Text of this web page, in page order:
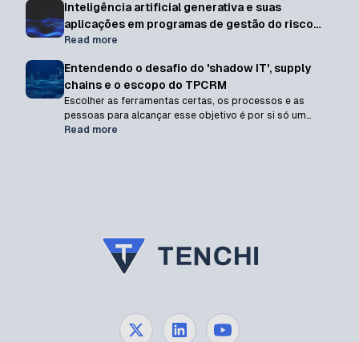
relacionados à IA e à Shadow AI em toda a cadeia de
fornecedores.
Inteligência artificial generativa e suas
aplicações em programas de gestão do risco
cibernético de terceiros
Read more
Entendendo o desafio do 'shadow IT', supply
chains e o escopo do TPCRM
Escolher as ferramentas certas, os processos e as
pessoas para alcançar esse objetivo é por si só um
desafio, mas há um requisito oculto e inevitável: definir o
Read more